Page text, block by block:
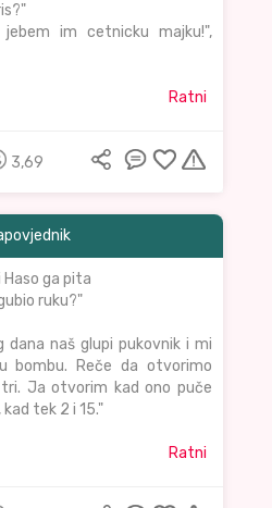
im cetnicku majku!",
Ratni
3,69
Haso ga pita
ruku?"
naš glupi pukovnik i mi
bombu. Reče da otvorimo
Ja otvorim kad ono puče
tek 2 i 15."
Ratni